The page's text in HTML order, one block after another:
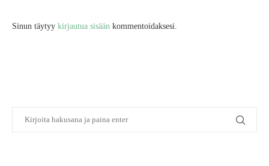
Sinun täytyy kirjautua sisään kommentoidaksesi.